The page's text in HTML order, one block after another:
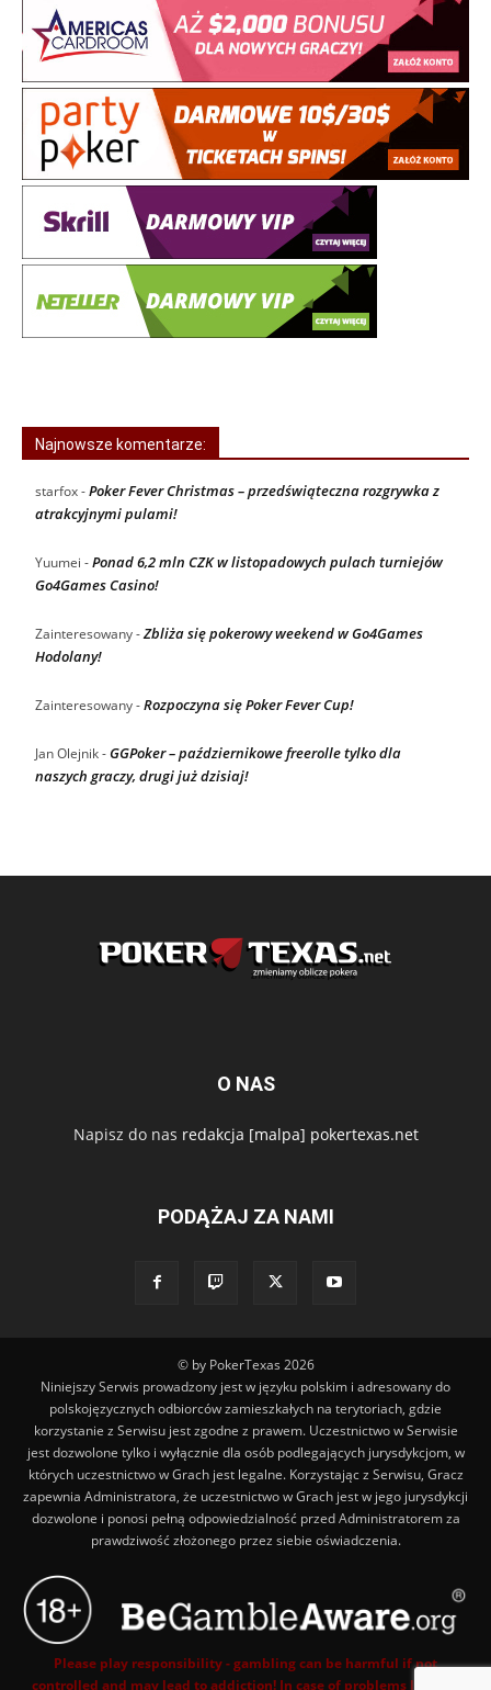
Najnowsze komentarze:
starfox-Poker Fever Christmas – przedświąteczna rozgrywka z
atrakcyjnymi pulami!
Yuumei -Ponad 6,2 mln CZK w listopadowych pulach turniejów
Go4Games Casino!
Zainteresowany-Zbliża się pokerowy weekend w Go4Games
Hodolany!
Zainteresowany-Rozpoczyna się Poker Fever Cup!
Jan Olejnik-GGPoker – październikowe freerolle tylko dla
naszych graczy, drugi już dzisiaj!
O NAS
Napisz do nas redakcja [malpa] pokertexas.net
PODĄŻAJ ZA NAMI
© by PokerTexas 2026
Niniejszy Serwis prowadzony jest w języku polskim i adresowany do
polskojęzycznych odbiorców zamieszkałych na terytoriach, gdzie
korzystanie z Serwisu jest zgodne z prawem. Uczestnictwo w Serwisie
jest dozwolone tylko i wyłącznie dla osób podlegających jurysdykcjom, w
których uczestnictwo w Grach jest legalne. Korzystając z Serwisu, Gracz
zapewnia Administratora, że uczestnictwo w Grach jest w jego jurysdykcji
dozwolone i ponosi pełną odpowiedzialność przed Administratorem za
prawdziwość złożonego przez siebie oświadczenia.
Please play responsibility - gambling can be harmful if not
controlled and may lead to addiction! In case of problems look for